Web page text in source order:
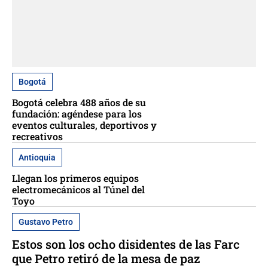
Bogotá
Bogotá celebra 488 años de su
fundación: agéndese para los
eventos culturales, deportivos y
recreativos
Antioquia
Llegan los primeros equipos
electromecánicos al Túnel del
Toyo
Gustavo Petro
Estos son los ocho disidentes de las Farc
que Petro retiró de la mesa de paz